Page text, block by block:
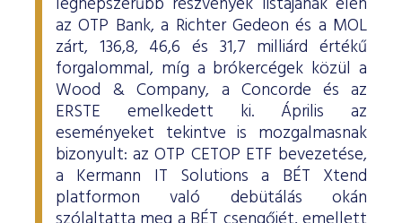
az OTP Bank, a Richter Gedeon és a MOL
zárt, 136,8, 46,6 és 31,7 milliárd értékű
forgalommal, míg a brókercégek közül a
Wood & Company, a Concorde és az
ERSTE emelkedett ki. Április az
eseményeket tekintve is mozgalmasnak
bizonyult: az OTP CETOP ETF bevezetése,
a Kermann IT Solutions a BÉT Xtend
platformon való debütálás okán